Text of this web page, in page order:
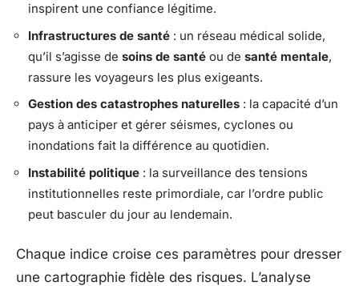
inspirent une confiance légitime.
Infrastructures de santé : un réseau médical solide,
qu’il s’agisse de soins de santé ou de santé mentale,
rassure les voyageurs les plus exigeants.
Gestion des catastrophes naturelles : la capacité d’un
pays à anticiper et gérer séismes, cyclones ou
inondations fait la différence au quotidien.
Instabilité politique : la surveillance des tensions
institutionnelles reste primordiale, car l’ordre public
peut basculer du jour au lendemain.
Chaque indice croise ces paramètres pour dresser
une cartographie fidèle des risques. L’analyse